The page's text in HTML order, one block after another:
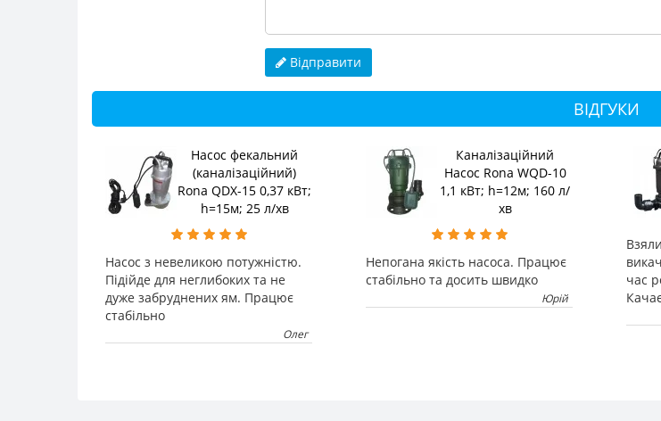
Відправити
ВІДГУКИ
Насос фекальний
(каналізаційний)
Rona QDX-15 0,37 кВт;
h=15м; 25 л/хв
Насос з невеликою потужністю.
Підійде для неглибоких та не
дуже забруднених ям. Працює
стабільно
Олег
Каналізаційний
Насос Rona WQD-10
1,1 кВт; h=12м; 160 л/
хв
Непогана якість насоса. Працює
стабільно та досить швидко
Юрій
час